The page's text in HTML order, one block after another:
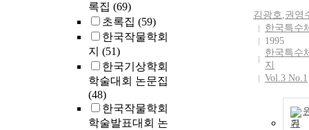
록집 (69)
초록집 (59)
한국작물학회
지 (51)
한국기상학회
학술대회 논문집
(48)
한국작물학회
학술발표대회 논
김광호,권영
한국특수
1995
한국특수
지
Vol.3 No.1
기